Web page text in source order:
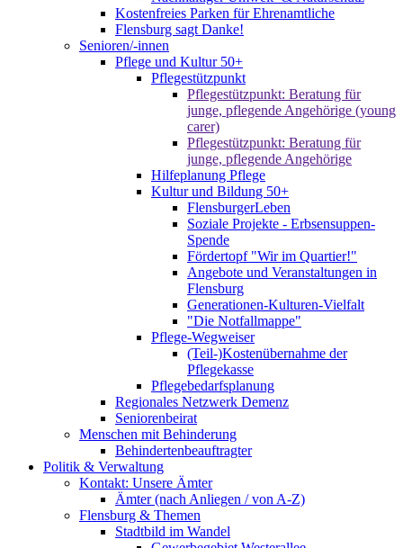
Kostenfreies Parken für Ehrenamtliche
Flensburg sagt Danke!
Senioren/-innen
Pflege und Kultur 50+
Pflegestützpunkt
Pflegestützpunkt: Beratung für
junge, pflegende Angehörige (young
carer)
Pflegestützpunkt: Beratung für
junge, pflegende Angehörige
Hilfeplanung Pflege
Kultur und Bildung 50+
FlensburgerLeben
Soziale Projekte - Erbsensuppen-
Spende
Fördertopf "Wir im Quartier!"
Angebote und Veranstaltungen in
Flensburg
Generationen-Kulturen-Vielfalt
"Die Notfallmappe"
Pflege-Wegweiser
(Teil-)Kostenübernahme der
Pflegekasse
Pflegebedarfsplanung
Regionales Netzwerk Demenz
Seniorenbeirat
Menschen mit Behinderung
Behindertenbeauftragter
Politik & Verwaltung
Kontakt: Unsere Ämter
Ämter (nach Anliegen / von A-Z)
Flensburg & Themen
Stadtbild im Wandel